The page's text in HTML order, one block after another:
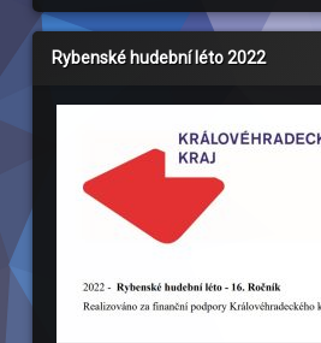
Rybenské hudební léto 2022